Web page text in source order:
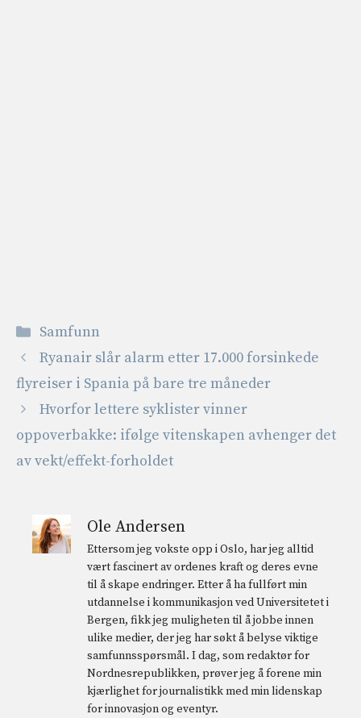
Kategorier
Samfunn
Ryanair slår alarm etter 17.000 forsinkede
flyreiser i Spania på bare tre måneder
Hvorfor lettere syklister vinner
oppoverbakke: ifølge vitenskapen avhenger det
av vekt/effekt-forholdet
Ole Andersen
Ettersom jeg vokste opp i Oslo, har jeg alltid
vært fascinert av ordenes kraft og deres evne
til å skape endringer. Etter å ha fullført min
utdannelse i kommunikasjon ved Universitetet i
Bergen, fikk jeg muligheten til å jobbe innen
ulike medier, der jeg har søkt å belyse viktige
samfunnsspørsmål. I dag, som redaktør for
Nordnesrepublikken, prøver jeg å forene min
kjærlighet for journalistikk med min lidenskap
for innovasjon og eventyr.